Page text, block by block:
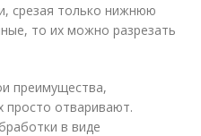
срезая только нижнюю
то их можно разрезать
преимущества,
отваривают.
в виде